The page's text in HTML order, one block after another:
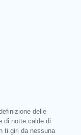
delle
di notte calde di
ti giri da nessuna